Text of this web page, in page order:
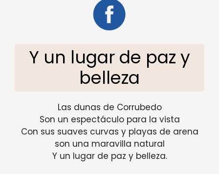
Y un lugar de paz y
belleza
Las dunas de Corrubedo
Son un espectáculo para la vista
Con sus suaves curvas y playas de arena
son una maravilla natural
Y un lugar de paz y belleza.